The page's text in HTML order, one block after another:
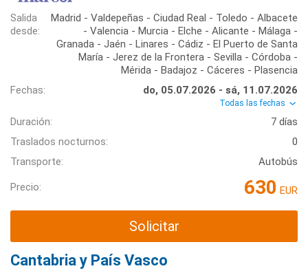
Salida
desde:
Madrid - Valdepeñas - Ciudad Real - Toledo - Albacete
- Valencia - Murcia - Elche - Alicante - Málaga -
Granada - Jaén - Linares - Cádiz - El Puerto de Santa
María - Jerez de la Frontera - Sevilla - Córdoba -
Mérida - Badajoz - Cáceres - Plasencia
Fechas:
do, 05.07.2026 - sá, 11.07.2026
Todas las fechas
Duración:
7 días
Traslados nocturnos:
0
Transporte:
Autobús
Precio: 630 EUR
Solicitar
Cantabria y País Vasco